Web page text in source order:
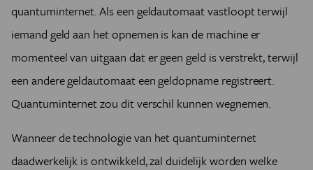
quantuminternet. Als een geldautomaat vastloopt terwijl
iemand geld aan het opnemen is kan de machine er
momenteel van uitgaan dat er geen geld is verstrekt, terwijl
een andere geldautomaat een geldopname registreert.
Quantuminternet zou dit verschil kunnen wegnemen.
Wanneer de technologie van het quantuminternet
daadwerkelijk is ontwikkeld, zal duidelijk worden welke